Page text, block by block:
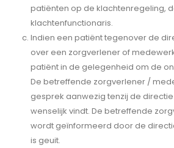
patiënten op de klachtenregeling,
klachtenfunctionaris.
Indien een patiënt tegenover de
over een zorgverlener of
patiënt in de gelegenheid om de
De betreffende zorgverlener /
gesprek aanwezig tenzij de
wenselijk vindt. De betreffende
wordt geïnformeerd door de
is geuit.